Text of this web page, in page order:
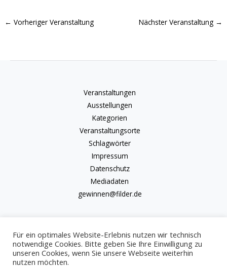
← Vorheriger Veranstaltung Nächster Veranstaltung →
Veranstaltungen
Ausstellungen
Kategorien
Veranstaltungsorte
Schlagwörter
Impressum
Datenschutz
Mediadaten
gewinnen@filder.de
Copyright © 2026 kulturkalender-filder.de | Powered by kulturkalender-
Für ein optimales Website-Erlebnis nutzen wir technisch
notwendige Cookies. Bitte geben Sie Ihre Einwilligung zu
unseren Cookies, wenn Sie unsere Webseite weiterhin
nutzen möchten.